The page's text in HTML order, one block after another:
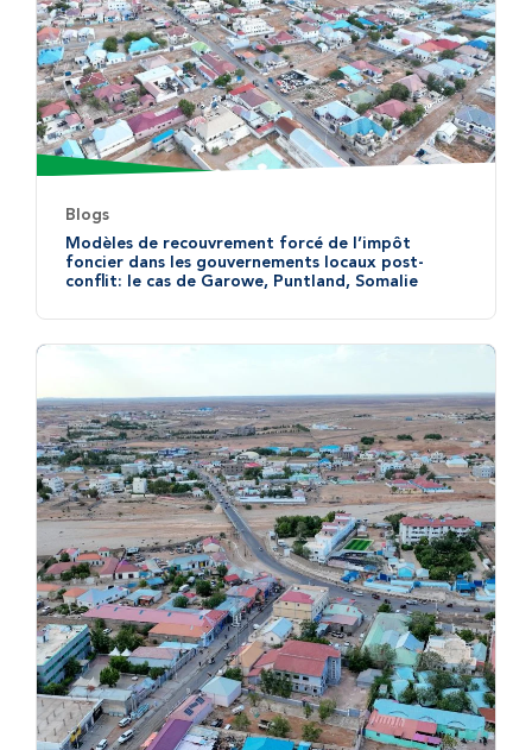
Blogs
Modèles de recouvrement forcé de l’impôt
foncier dans les gouvernements locaux post-
conflit: le cas de Garowe, Puntland, Somalie